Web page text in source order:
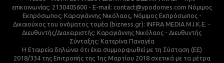
επικοινωνίας: 2130405600 - E-mail: contact@ypodomes.com Νόμιμος
Εκπρόσωπος: Καραγιάννης Νικόλαος, Νόμιμος Εκπρόσωπος -
Δικαιούχος του ονόματος τομέα (bizness.gr): INFRA MEDIA M.I.K.E. -
Διευθυντής/Διαχειριστής: Καραγιάννης Νικόλαος - Διευθυντής
Σύνταξης: Κατερίνα Παναγέα
Η Εταιρεία δηλώνει ότι έχει συμμορφωθεί με τη Σύσταση (ΕΕ)
2018/334 της Επιτροπής της 1ης Μαρτίου 2018 σχετικά με τα μέτρα